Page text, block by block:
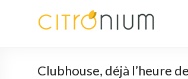
Clubhouse, déjà l’heure